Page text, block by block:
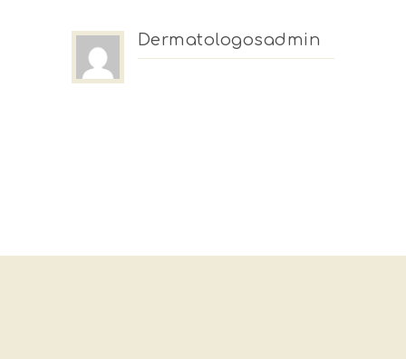
Dermatologosadmin